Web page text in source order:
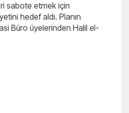
sabote etmek için
hedef aldı. Planın
Büro üyelerinden Halil el-